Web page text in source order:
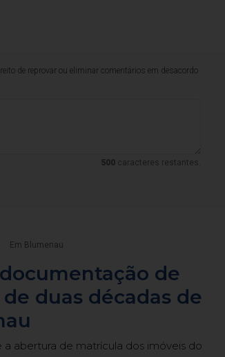
de reprovar ou eliminar comentários em desacordo
500caracteres restantes.
Em Blumenau
de
duas décadas de
abertura de matrícula dos imóveis do